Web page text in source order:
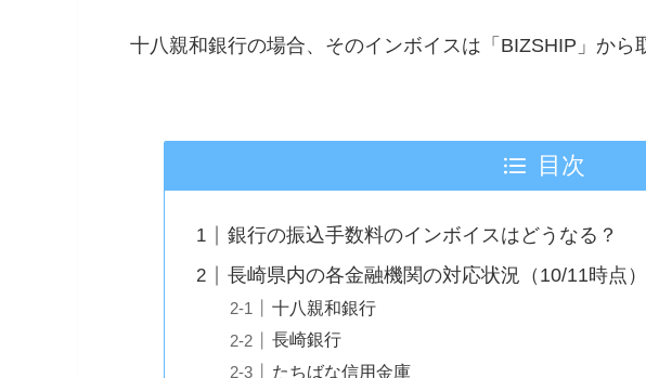
十八親和銀行の場合、そのインボイスは「BIZSHIP」から
目次
銀行の振込手数料のインボイスはどうなる？
長崎県内の各金融機関の対応状況（10/11時点）
十八親和銀行
長崎銀行
たちばな信用金庫